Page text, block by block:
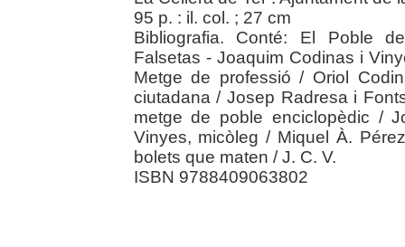
95 p. : il. col. ; 27 cm
Bibliografia. Conté: El Poble
Falsetas - Joaquim Codinas i
Metge de professió / Oriol
ciutadana / Josep Radresa i
metge de poble enciclopèdic /
Vinyes, micòleg / Miquel À.
bolets que maten / J. C. V.
ISBN 9788409063802